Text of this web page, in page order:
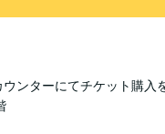
ンターにてチケット購入